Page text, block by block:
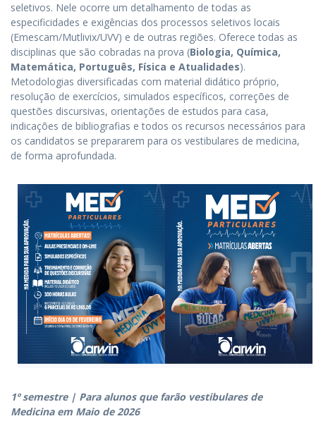
seletivos. Nele ocorre um detalhamento de todas as
especificidades e exigências dos processos seletivos locais
(Emescam/Mutlivix/UVV) e de outras regiões. Oferece todas as
disciplinas que são cobradas na prova (Biologia, Química,
Matemática, Português, Física e Atualidades).
Metodologias diversificadas com material didático próprio,
resolução de exercícios, simulados específicos, correções de
questões discursivas, orientações de estudos para casa,
indicações de bibliografias e todos os recursos necessários para
os candidatos se prepararem para os vestibulares de medicina,
de forma aprofundada.
1º semestre | Para alunos que farão vestibulares de
Medicina em Maio de 2026